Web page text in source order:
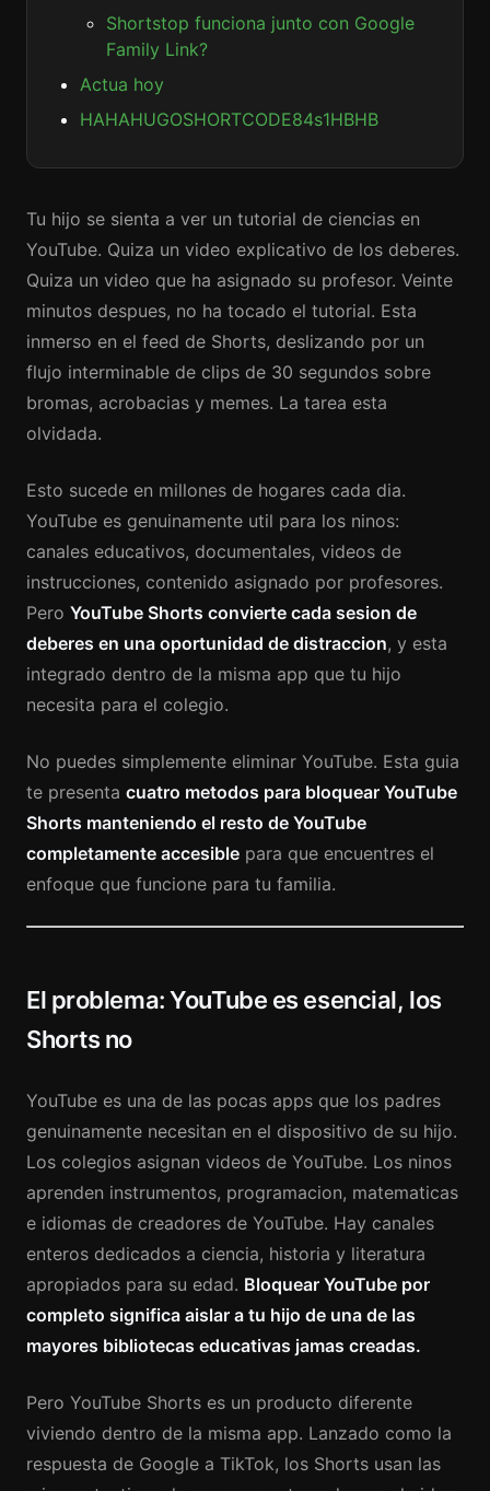
Shortstop funciona junto con Google
Family Link?
Actua hoy
HAHAHUGOSHORTCODE84s1HBHB
Tu hijo se sienta a ver un tutorial de ciencias en
YouTube. Quiza un video explicativo de los deberes.
Quiza un video que ha asignado su profesor. Veinte
minutos despues, no ha tocado el tutorial. Esta
inmerso en el feed de Shorts, deslizando por un
flujo interminable de clips de 30 segundos sobre
bromas, acrobacias y memes. La tarea esta
olvidada.
Esto sucede en millones de hogares cada dia.
YouTube es genuinamente util para los ninos:
canales educativos, documentales, videos de
instrucciones, contenido asignado por profesores.
Pero YouTube Shorts convierte cada sesion de
deberes en una oportunidad de distraccion, y esta
integrado dentro de la misma app que tu hijo
necesita para el colegio.
No puedes simplemente eliminar YouTube. Esta guia
te presenta cuatro metodos para bloquear YouTube
Shorts manteniendo el resto de YouTube
completamente accesible para que encuentres el
enfoque que funcione para tu familia.
El problema: YouTube es esencial, los
Shorts no
YouTube es una de las pocas apps que los padres
genuinamente necesitan en el dispositivo de su hijo.
Los colegios asignan videos de YouTube. Los ninos
aprenden instrumentos, programacion, matematicas
e idiomas de creadores de YouTube. Hay canales
enteros dedicados a ciencia, historia y literatura
apropiados para su edad. Bloquear YouTube por
completo significa aislar a tu hijo de una de las
mayores bibliotecas educativas jamas creadas.
Pero YouTube Shorts es un producto diferente
viviendo dentro de la misma app. Lanzado como la
respuesta de Google a TikTok, los Shorts usan las